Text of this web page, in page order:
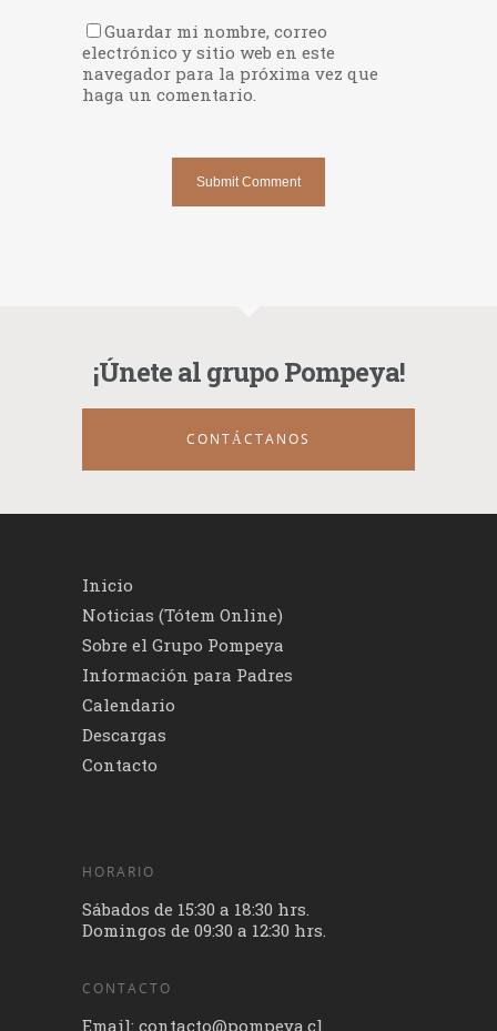
Guardar mi nombre, correo
electrónico y sitio web en este
navegador para la próxima vez que
haga un comentario.
¡Únete al grupo Pompeya!
CONTÁCTANOS
Inicio
Noticias (Tótem Online)
Sobre el Grupo Pompeya
Información para Padres
Calendario
Descargas
Contacto
HORARIO
Sábados de 15:30 a 18:30 hrs.
Domingos de 09:30 a 12:30 hrs.
CONTACTO
Email: contacto@pompeya.cl